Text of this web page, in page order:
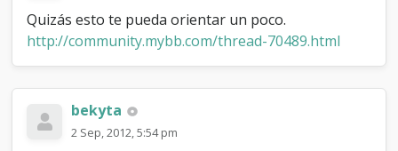
Quizás esto te pueda orientar un poco.
http://community.mybb.com/thread-70489.html
bekyta
2 Sep, 2012, 5:54 pm